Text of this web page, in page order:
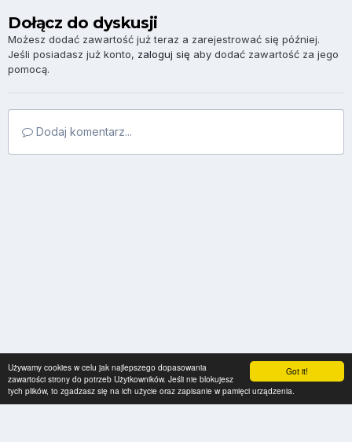
Got it!
Używamy cookies w celu jak najlepszego dopasowania
zawartości strony do potrzeb Użytkowników. Jeśli nie blokujesz
tych plików, to zgadzasz się na ich użycie oraz zapisanie w pamięci urządzenia.
Dołącz do dyskusji
Możesz dodać zawartość już teraz a zarejestrować się później.
Jeśli posiadasz już konto, zaloguj się aby dodać zawartość za jego
pomocą.
Dodaj komentarz...